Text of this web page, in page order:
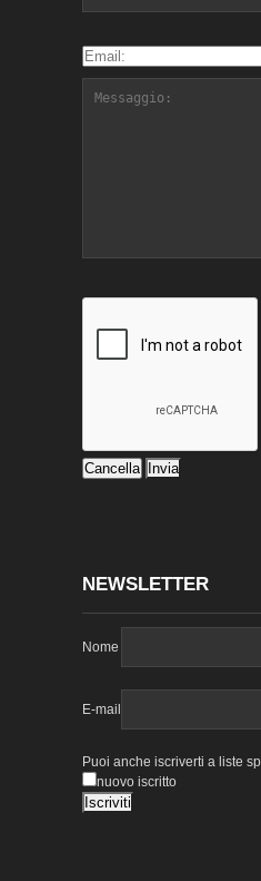
NEWSLETTER
Nome
E-mail
Puoi anche iscriverti a liste
nuovo iscritto